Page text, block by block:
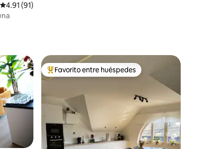
Calificación promedio: 4.91 de 5, 91 reseñas
4.91 (91)
Favorito entre huéspedes preferido
Favorito entre huéspedes